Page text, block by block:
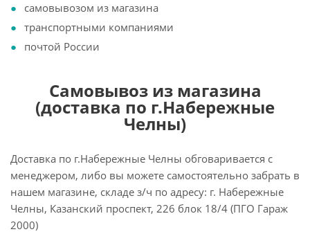
самовывозом из магазина
транспортными компаниями
почтой России
Самовывоз из магазина
(доставка по г.Набережные
Челны)
Доставка по г.Набережные Челны обговаривается с
менеджером, либо вы можете самостоятельно забрать в
нашем магазине, складе з/ч по адресу: г. Набережные
Челны, Казанский проспект, 226 блок 18/4 (ПГО Гараж
2000)